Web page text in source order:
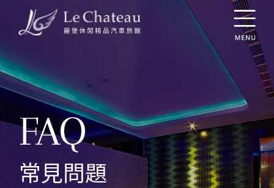
FAQ
常見問題